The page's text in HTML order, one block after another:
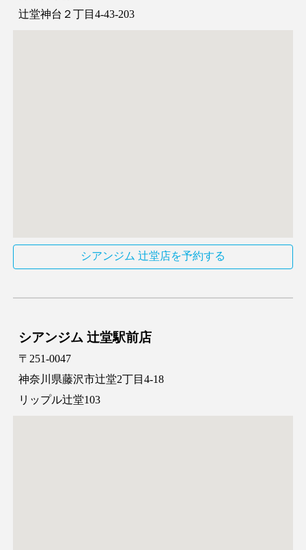
辻堂神台２丁目4-43-203
シアンジム 辻堂店を予約する
シアンジム 辻堂駅前店
〒251-0047
神奈川県藤沢市辻堂2丁目4-18
リップル辻堂103